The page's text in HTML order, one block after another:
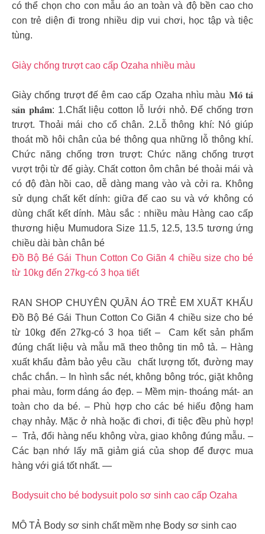
có thể chọn cho con mẫu áo an toàn và độ bền cao cho
con trẻ diện đi trong nhiều dịp vui chơi, học tập và tiệc
tùng.
Giày chống trượt cao cấp Ozaha nhiều màu
Giày chống trượt đế êm cao cấp Ozaha nhìu màu 𝐌𝐨̂ 𝐭𝐚̉
𝐬𝐚̉𝐧 𝐩𝐡𝐚̂̉𝐦: 1.Chất liệu cotton lỗ lưới nhỏ. Đế chống trơn
trượt. Thoải mái cho cổ chân. 2.Lỗ thông khí: Nó giúp
thoát mồ hôi chân của bé thông qua những lỗ thông khí.
Chức năng chống trơn trượt: Chức năng chống trượt
vượt trội từ đế giày. Chất cotton ôm chân bé thoải mái và
có độ đàn hồi cao, dễ dàng mang vào và cởi ra. Không
sử dụng chất kết dính: giữa đế cao su và vớ không có
dùng chất kết dính. Màu sắc : nhiều màu Hàng cao cấp
thương hiệu Mumudora Size 11.5, 12.5, 13.5 tương ứng
chiều dài bàn chân bé
Đồ Bộ Bé Gái Thun Cotton Co Giãn 4 chiều size cho bé
từ 10kg đến 27kg-có 3 họa tiết
RAN SHOP CHUYÊN QUẦN ÁO TRẺ EM XUẤT KHẨU
Đồ Bộ Bé Gái Thun Cotton Co Giãn 4 chiều size cho bé
từ 10kg đến 27kg-có 3 họa tiết – Cam kết sản phẩm
đúng chất liệu và mẫu mã theo thông tin mô tả. – Hàng
xuất khẩu đảm bảo yêu cầu chất lượng tốt, đường may
chắc chắn. – In hình sắc nét, không bông tróc, giặt không
phai màu, form dáng áo đẹp. – Mềm mịn- thoáng mát- an
toàn cho da bé. – Phù hợp cho các bé hiếu động ham
chạy nhảy. Mặc ở nhà hoặc đi chơi, đi tiệc đều phù hợp!
– Trả, đổi hàng nếu không vừa, giao không đúng mẫu. –
Các bạn nhớ lấy mã giảm giá của shop để được mua
hàng với giá tốt nhất. —
Bodysuit cho bé bodysuit polo sơ sinh cao cấp Ozaha
MÔ TẢ Body sơ sinh chất mềm nhẹ Body sơ sinh cao